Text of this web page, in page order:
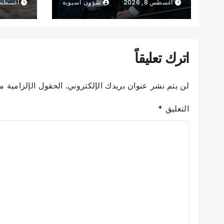
أغسطس 8, 2026 شؤون آسيوية أغسطس 8,
اترك تعليقاً
لن يتم نشر عنوان بريدك الإلكتروني. الحقول الإلزامية
التعليق *